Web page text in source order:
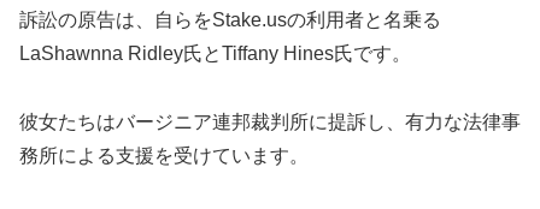
訴訟の原告は、自らをStake.usの利用者と名乗る
LaShawnna Ridley氏とTiffany Hines氏です。
彼女たちはバージニア連邦裁判所に提訴し、有力な法律事
務所による支援を受けています。